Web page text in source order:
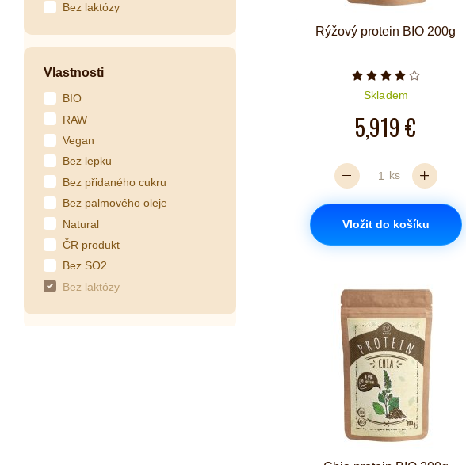
Bez laktózy
Vlastnosti
BIO
RAW
Vegan
Bez lepku
Bez přidaného cukru
Bez palmového oleje
Natural
ČR produkt
Bez SO2
Bez laktózy
Rýžový protein BIO 200g
Počet
Skladem
5,919 €
ks
Vložit do košíku